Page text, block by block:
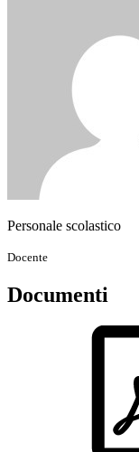
Personale scolastico
Docente
Documenti